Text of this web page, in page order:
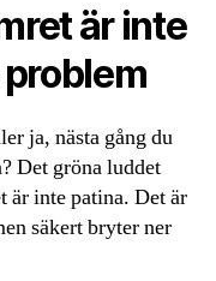
är inte
ja, nästa gång du
Det gröna luddet
är inte patina. Det är
säkert bryter ner